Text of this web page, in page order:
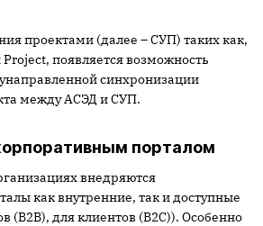
проектами (далее – СУП) таких как,
появляется возможность
синхронизации
между АСЭД и СУП.
порталом
внедряются
как внутренние, так и доступные
(В2В), для клиентов (В2С)). Особенно